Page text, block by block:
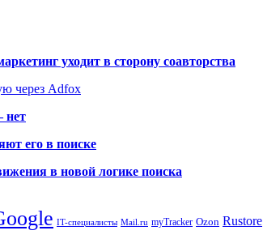
уходит в сторону соавторства
через Adfox
нет
его в поиске
в новой логике поиска
IT-специалисты Mail.ru myTracker Ozon Rustore